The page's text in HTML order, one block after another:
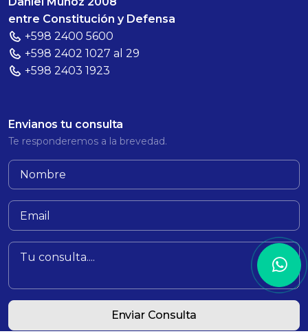
entre Constitución y Defensa
+598 2400 5600
+598 2402 1027 al 29
+598 2403 1923
Envianos tu consulta
Te responderemos a la brevedad.
Enviar Consulta